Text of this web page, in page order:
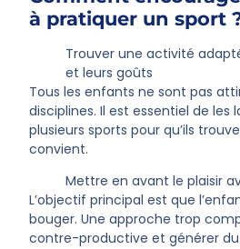
à pratiquer un sport
Trouver une activité
et leurs goûts
Tous les enfants ne sont pas
disciplines. Il est essentiel de les
plusieurs sports pour qu’ils
convient.
Mettre en avant le plaisir
L’objectif principal est que
bouger. Une approche trop
contre-productive et générer du